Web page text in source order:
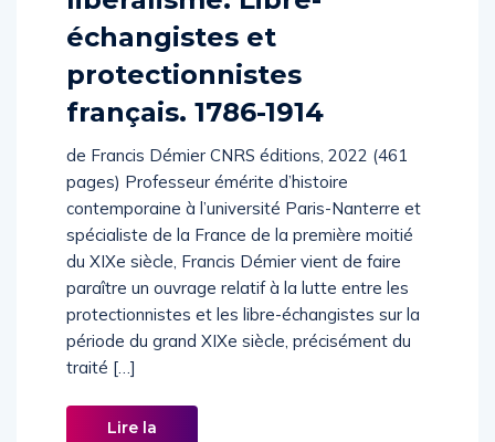
échangistes et
protectionnistes
français. 1786-1914
de Francis Démier CNRS éditions, 2022 (461
pages) Professeur émérite d’histoire
contemporaine à l’université Paris-Nanterre et
spécialiste de la France de la première moitié
du XIXe siècle, Francis Démier vient de faire
paraître un ouvrage relatif à la lutte entre les
protectionnistes et les libre-échangistes sur la
période du grand XIXe siècle, précisément du
traité […]
Lire la